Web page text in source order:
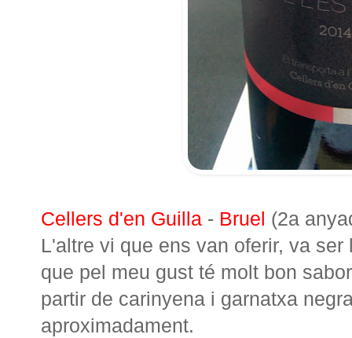
Cellers d'en Guilla - Bruel (2a
L'altre vi que ens van oferir, va
que pel meu gust té molt bon
partir de carinyena i garnatxa
aproximadament.